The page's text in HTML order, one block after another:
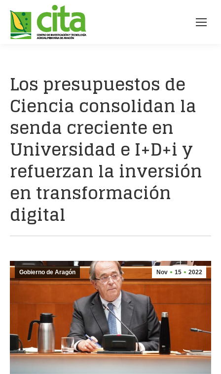
Los presupuestos de
Ciencia consolidan la
senda creciente en
Universidad e I+D+i y
refuerzan la inversión
en transformación
digital
Nov 15 2022
Gobierno de Aragón